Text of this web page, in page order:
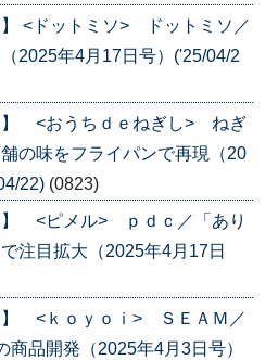
<ドットミソ> ドットミソ／
2025年4月17日号）('25/04/2
】 <おうちｄｅねぎし> ねぎ
の味をフライパンで再現（20
22) (0823)
】 <ピメル> ｐｄｃ／「あり
注目拡大（2025年4月17日
】 <ｋｏｙｏｉ> ＳＥＡＭ／
商品開発（2025年4月3日号）